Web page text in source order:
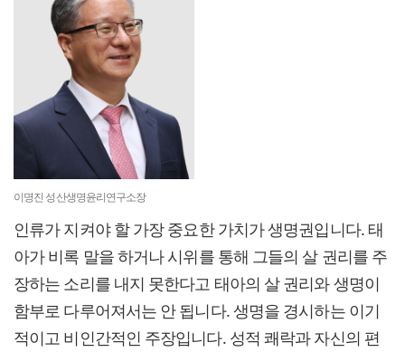
이명진 성산생명윤리연구소장
인류가 지켜야 할 가장 중요한 가치가 생명권입니다. 태
아가 비록 말을 하거나 시위를 통해 그들의 살 권리를 주
장하는 소리를 내지 못한다고 태아의 살 권리와 생명이
함부로 다루어져서는 안 됩니다. 생명을 경시하는 이기
적이고 비인간적인 주장입니다. 성적 쾌락과 자신의 편